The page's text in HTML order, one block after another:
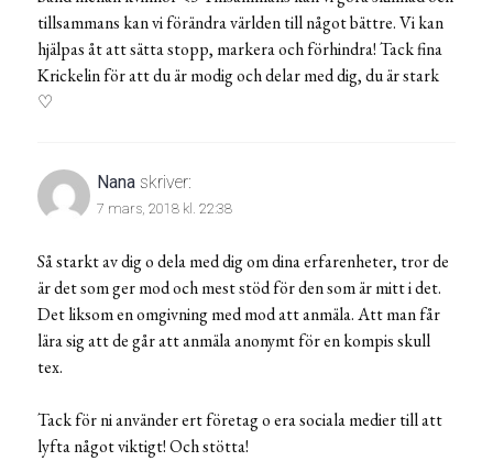
tillsammans kan vi förändra världen till något bättre. Vi kan
hjälpas åt att sätta stopp, markera och förhindra! Tack fina
Krickelin för att du är modig och delar med dig, du är stark
♡
Nana skriver:
7 mars, 2018 kl. 22:38
Så starkt av dig o dela med dig om dina erfarenheter, tror de
är det som ger mod och mest stöd för den som är mitt i det.
Det liksom en omgivning med mod att anmäla. Att man får
lära sig att de går att anmäla anonymt för en kompis skull
tex.
Tack för ni använder ert företag o era sociala medier till att
lyfta något viktigt! Och stötta!